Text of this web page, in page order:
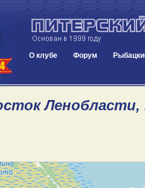
О клубе Форум